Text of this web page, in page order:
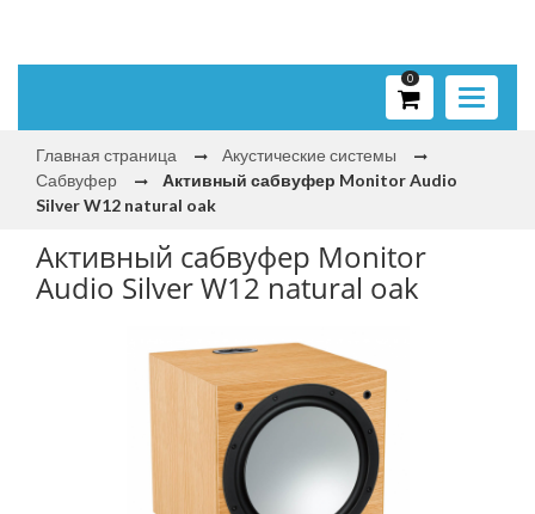
Toggle
0
Главная страница
Акустические системы
Сабвуфер
Активный сабвуфер Monitor Audio
Silver W12 natural oak
Активный сабвуфер Monitor
Audio Silver W12 natural oak